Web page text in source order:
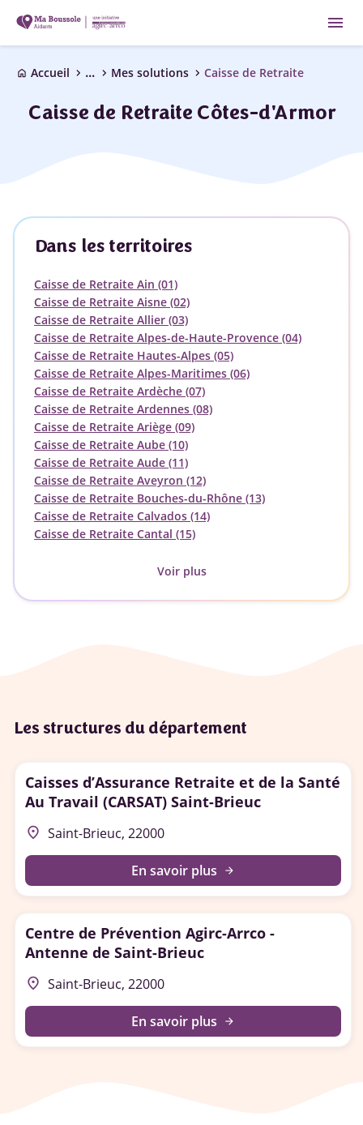
menu
home Accueil chevron_right ... chevron_right Mes solutions chevron_right Caisse de Retraite
Caisse de Retraite Côtes-d'Armor
Dans les territoires
Caisse de Retraite Ain (01)
Caisse de Retraite Aisne (02)
Caisse de Retraite Allier (03)
Caisse de Retraite Alpes-de-Haute-Provence (04)
Caisse de Retraite Hautes-Alpes (05)
Caisse de Retraite Alpes-Maritimes (06)
Caisse de Retraite Ardèche (07)
Caisse de Retraite Ardennes (08)
Caisse de Retraite Ariège (09)
Caisse de Retraite Aube (10)
Caisse de Retraite Aude (11)
Caisse de Retraite Aveyron (12)
Caisse de Retraite Bouches-du-Rhône (13)
Caisse de Retraite Calvados (14)
Caisse de Retraite Cantal (15)
Voir plus
Les structures du département
Caisses d’Assurance Retraite et de la Santé
Au Travail (CARSAT) Saint-Brieuc
place Saint-Brieuc, 22000
En savoir plus arrow_forward
Centre de Prévention Agirc-Arrco -
Antenne de Saint-Brieuc
place Saint-Brieuc, 22000
En savoir plus arrow_forward